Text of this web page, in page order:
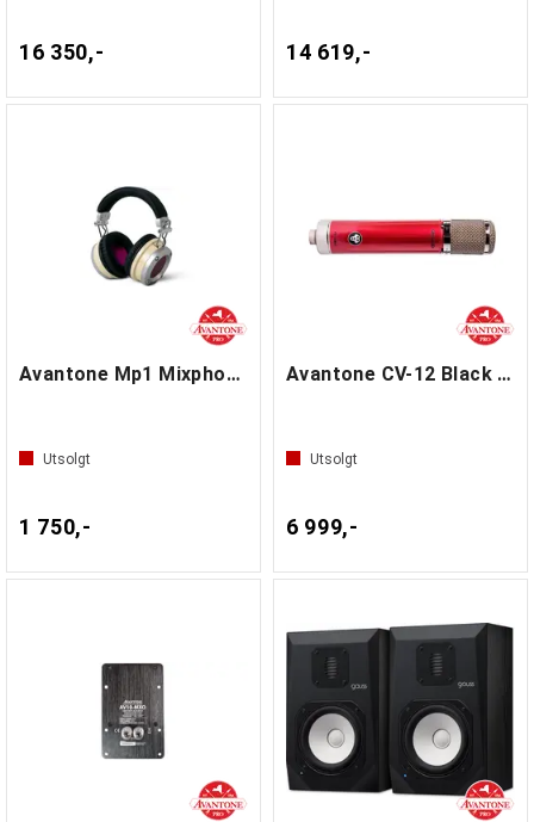
16 350,- 14 619,-
Avantone Mp1 Mixphones
Utsolgt
1 750,-
Avantone CV-12 Black Lion Edition
Utsolgt
6 999,-